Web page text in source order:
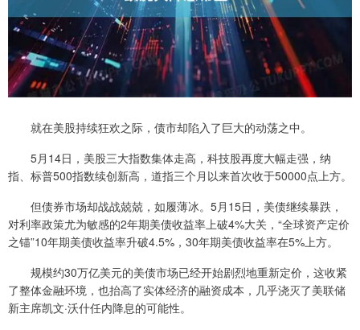
就在美股持续狂欢之际，债市却陷入了巨大的动荡之中。
5月14日，美股三大指数集体走高，科技股再度大幅走强，纳
指、标普500指数续创新高，道指三个月以来首次收于50000点上方。
但债券市场却战战兢兢，如履薄冰。5月15日，美债继续暴跌，
对利率政策尤为敏感的2年期美债收益率上破4%大关，“全球资产定价
之锚”10年期美债收益率升破4.5%，30年期美债收益率在5%上方。
规模约30万亿美元的美债市场已经开始剧烈地重新定价，这收紧
了整体金融环境，也抬高了实体经济的融资成本，几乎浇灭了美联储
新主席凯文·沃什任内降息的可能性。